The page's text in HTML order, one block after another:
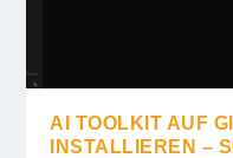
AI TOOLKIT AUF
INSTALLIEREN –